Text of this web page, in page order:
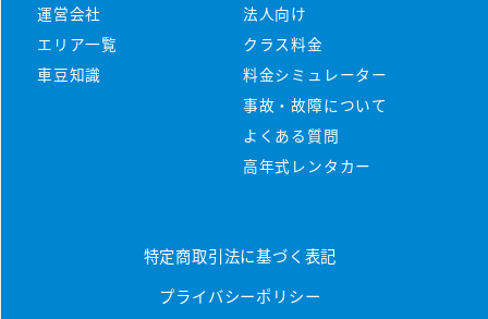
初めての方
マンスリーレンタカーとは
よくある質問
プラン・料金
軽ワゴンクラス
軽ボックスクラス
運営会社
エリア一覧
車豆知識
法人向け
クラス料金
料金シミュレーター
事故・故障について
よくある質問
高年式レンタカー
特定商取引法に基づく表記
プライバシーポリシー